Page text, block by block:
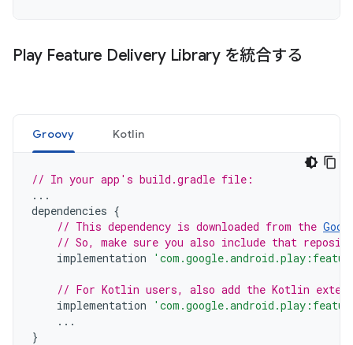
Play Feature Delivery Library を統合する
Groovy Kotlin
// In your app's build.gradle file:
...
dependencies {
// This dependency is downloaded from the
// So, make sure you also include that
implementation
// For Kotlin users, also add the Kotlin
implementation
...
}